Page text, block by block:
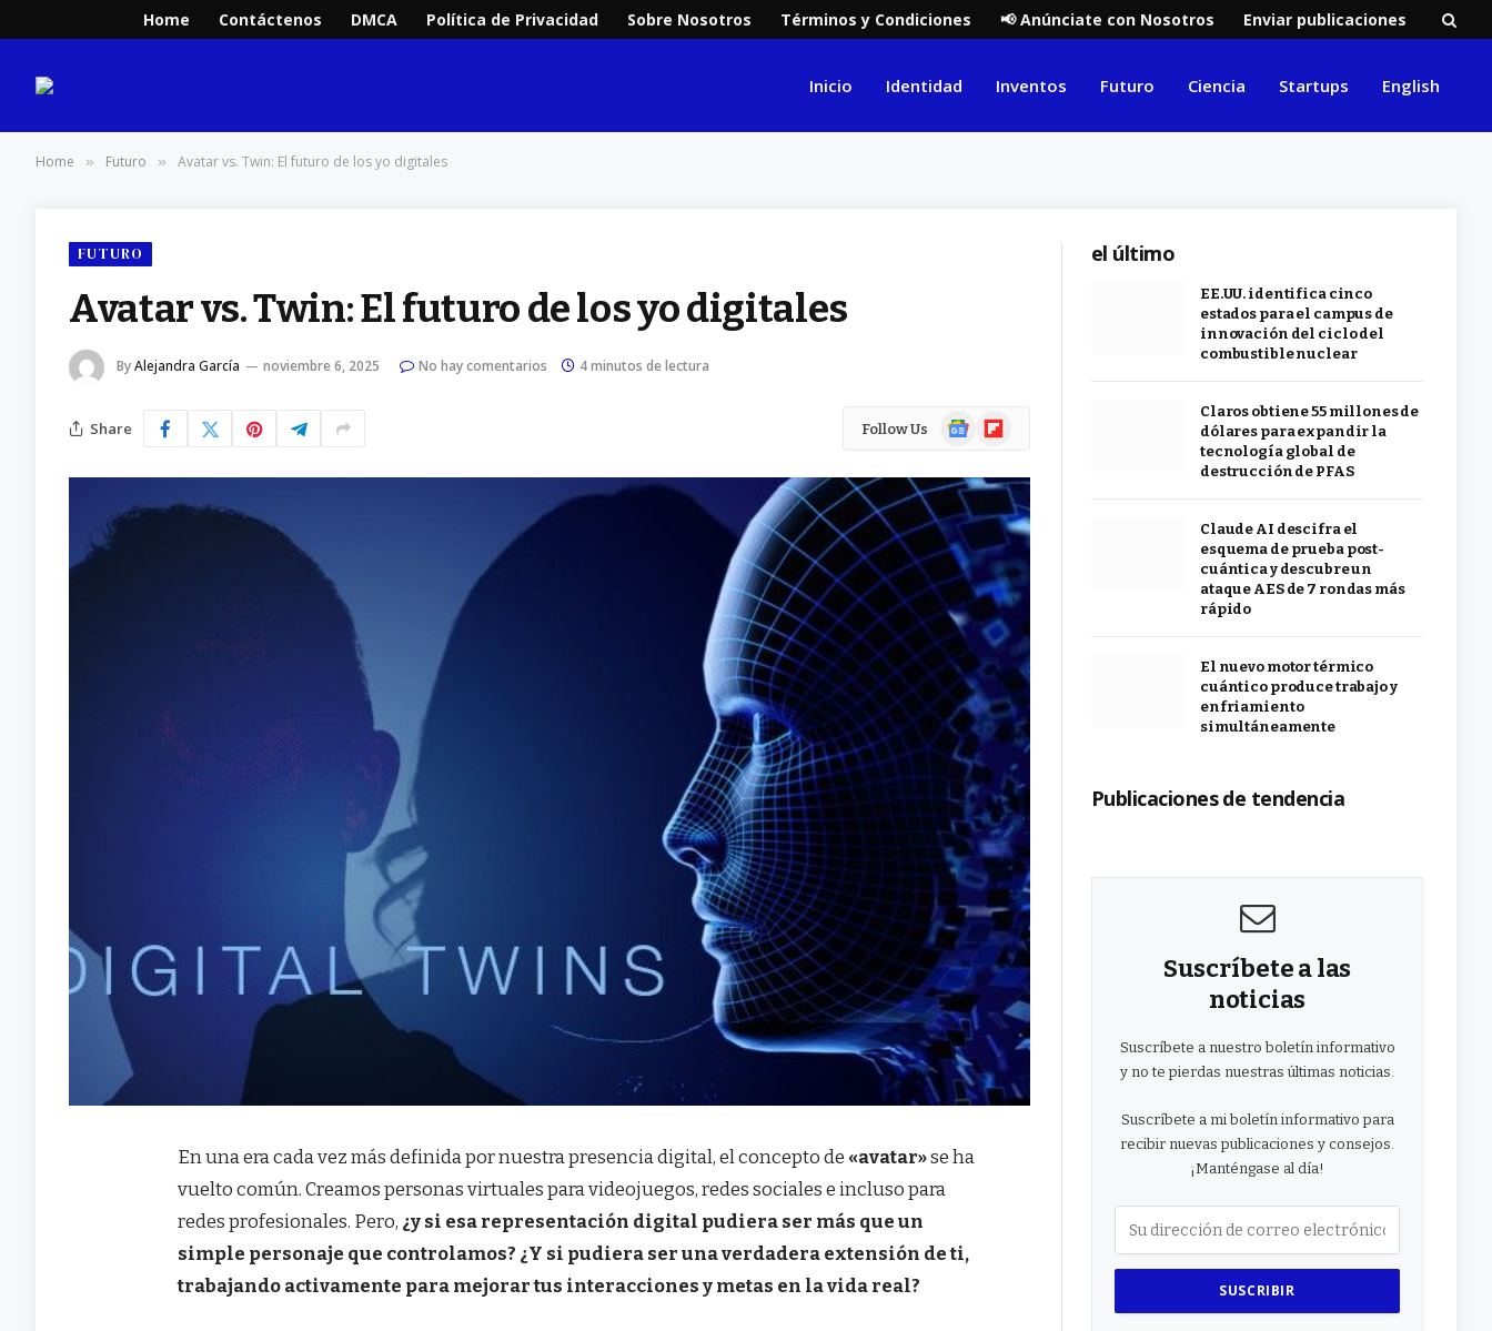
Home Contáctenos DMCA Política de Privacidad Sobre Nosotros Términos y Condiciones 📢 Anúnciate con Nosotros Enviar publicaciones
Inicio Identidad Inventos Futuro Ciencia Startups English
Home » Futuro » Avatar vs. Twin: El futuro de los yo digitales
FUTURO
Avatar vs. Twin: El futuro de los yo digitales
ByAlejandra García noviembre 6, 2025 No hay comentarios 4 minutos de lectura
Share Follow Us
GoogleFlipboard
En una era cada vez más definida por nuestra presencia digital, el concepto de «avatar»se ha
vuelto común. Creamos personas virtuales para videojuegos, redes sociales e incluso para
redes profesionales. Pero, ¿y si esa representación digital pudiera ser más que un
simple personaje que controlamos? ¿Y si pudiera ser una verdadera extensión de ti,
trabajando activamente para mejorar tus interacciones y metas en la vida real?
el último
EE.UU. identifica cinco
estados para el campus de
innovación del ciclo del
combustible nuclear
Claros obtiene 55 millones de
dólares para expandir la
tecnología global de
destrucción de PFAS
Claude AI descifra el
esquema de prueba post-
cuántica y descubre un
ataque AES de 7 rondas más
rápido
El nuevo motor térmico
cuántico produce trabajo y
enfriamiento
simultáneamente
Publicaciones de tendencia
Suscríbete a las
noticias
Suscríbete a nuestro boletín informativo
y no te pierdas nuestras últimas noticias.
Suscríbete a mi boletín informativo para
recibir nuevas publicaciones y consejos.
¡Manténgase al día!